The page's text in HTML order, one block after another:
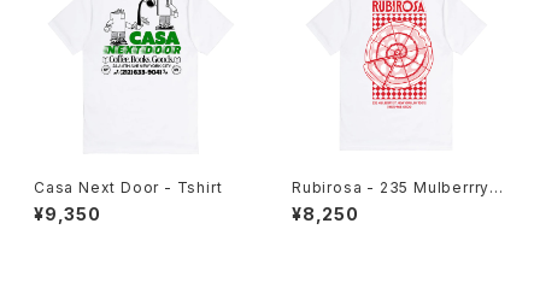
Casa Next Door - Tshirt
¥9,350
Rubirosa - 235 Mulberrry T
shirt
¥8,250